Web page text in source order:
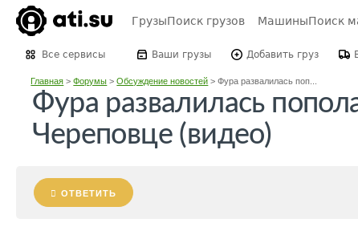
ГрузыПоиск грузов МашиныПоиск
Все сервисы Ваши грузы Добавить груз
Главная >Форумы >Обсуждение новостей >Фура развалилась поп...
Фура развалилась
Череповце (видео)
ОТВЕТИТЬ